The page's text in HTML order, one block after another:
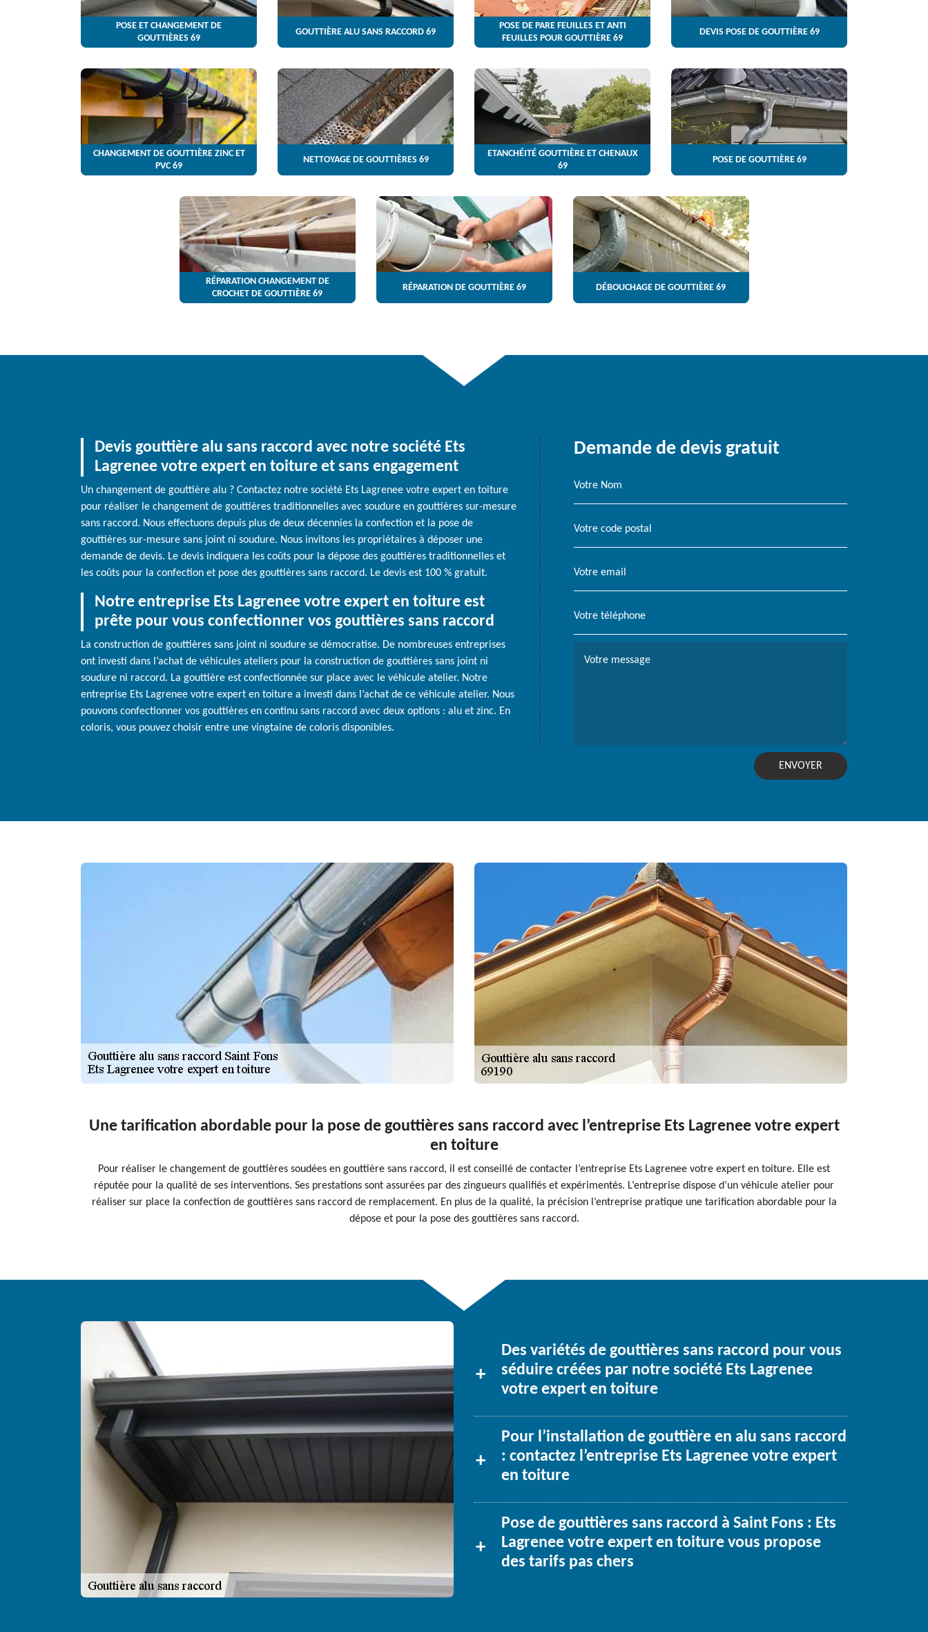
POSE ET CHANGEMENT DE
GOUTTIÈRES 69
GOUTTIÈRE ALU SANS RACCORD 69
POSE DE PARE FEUILLES ET ANTI
FEUILLES POUR GOUTTIÈRE 69
DEVIS POSE DE GOUTTIÈRE 69
CHANGEMENT DE GOUTTIÈRE ZINC ET
PVC 69
NETTOYAGE DE GOUTTIÈRES 69
ETANCHÉITÉ GOUTTIÈRE ET CHENAUX
69
POSE DE GOUTTIÈRE 69
RÉPARATION CHANGEMENT DE
CROCHET DE GOUTTIÈRE 69
RÉPARATION DE GOUTTIÈRE 69 DÉBOUCHAGE DE GOUTTIÈRE 69
Devis gouttière alu sans raccord avec notre société Ets
Lagrenee votre expert en toiture et sans engagement
Un changement de gouttière alu ? Contactez notre société Ets Lagrenee votre expert en toiture
pour réaliser le changement de gouttières traditionnelles avec soudure en gouttières sur-mesure
sans raccord. Nous effectuons depuis plus de deux décennies la confection et la pose de
gouttières sur-mesure sans joint ni soudure. Nous invitons les propriétaires à déposer une
demande de devis. Le devis indiquera les coûts pour la dépose des gouttières traditionnelles et
les coûts pour la confection et pose des gouttières sans raccord. Le devis est 100 % gratuit.
Notre entreprise Ets Lagrenee votre expert en toiture est
prête pour vous confectionner vos gouttières sans raccord
La construction de gouttières sans joint ni soudure se démocratise. De nombreuses entreprises
ont investi dans l’achat de véhicules ateliers pour la construction de gouttières sans joint ni
soudure ni raccord. La gouttière est confectionnée sur place avec le véhicule atelier. Notre
entreprise Ets Lagrenee votre expert en toiture a investi dans l’achat de ce véhicule atelier. Nous
pouvons confectionner vos gouttières en continu sans raccord avec deux options : alu et zinc. En
coloris, vous pouvez choisir entre une vingtaine de coloris disponibles.
Demande de devis gratuit
Une tarification abordable pour la pose de gouttières sans raccord avec l’entreprise Ets Lagrenee votre expert
en toiture
Pour réaliser le changement de gouttières soudées en gouttière sans raccord, il est conseillé de contacter l’entreprise Ets Lagrenee votre expert en toiture. Elle est
réputée pour la qualité de ses interventions. Ses prestations sont assurées par des zingueurs qualifiés et expérimentés. L’entreprise dispose d’un véhicule atelier pour
réaliser sur place la confection de gouttières sans raccord de remplacement. En plus de la qualité, la précision l’entreprise pratique une tarification abordable pour la
dépose et pour la pose des gouttières sans raccord.
Des variétés de gouttières sans raccord pour vous
séduire créées par notre société Ets Lagrenee
votre expert en toiture
Pour l’installation de gouttière en alu sans raccord
: contactez l’entreprise Ets Lagrenee votre expert
en toiture
Pose de gouttières sans raccord à Saint Fons : Ets
Lagrenee votre expert en toiture vous propose
des tarifs pas chers